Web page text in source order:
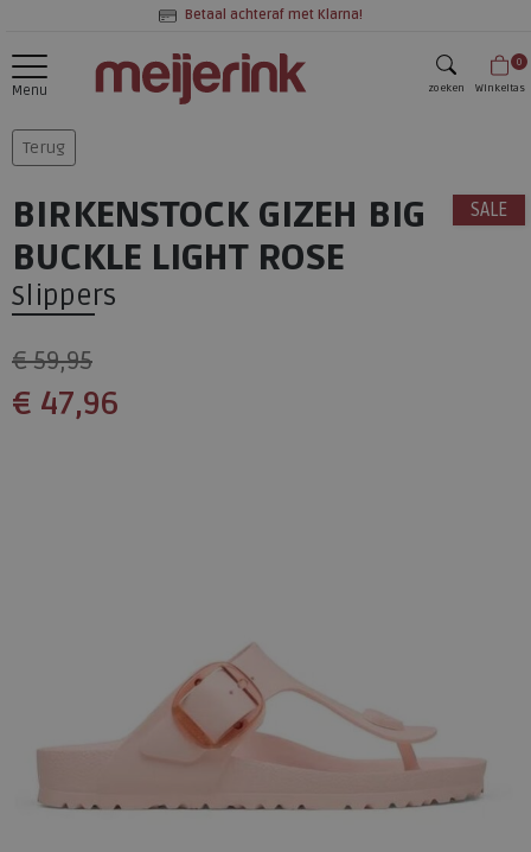
Betaal achteraf met Klarna!
Menu zoeken
0
Winkeltas
Terug
SALE
BIRKENSTOCK GIZEH BIG
BUCKLE LIGHT ROSE
Slippers
€ 59,95
€ 47,96